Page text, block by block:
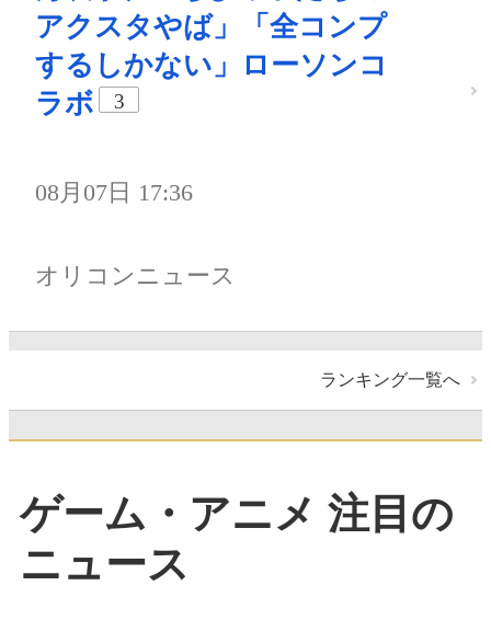
アクスタやば」「全コンプ
するしかない」ローソンコ
ラボ
3
08月07日 17:36
オリコンニュース
ランキング一覧へ
ゲーム・アニメ 注目の
ニュース